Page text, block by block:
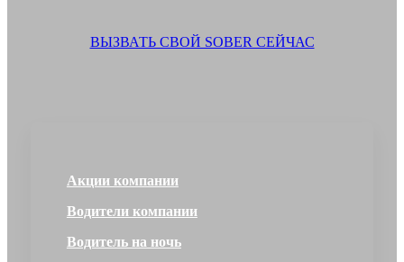
ВЫЗВАТЬ СВОЙ SOBER СЕЙЧАС
Акции компании
Водители компании
Водитель на ночь